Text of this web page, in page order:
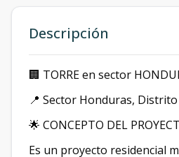
Descripción
🏢 TORRE en sector
📍 Sector Honduras,
🌟 CONCEPTO DEL
Es un proyecto residencial